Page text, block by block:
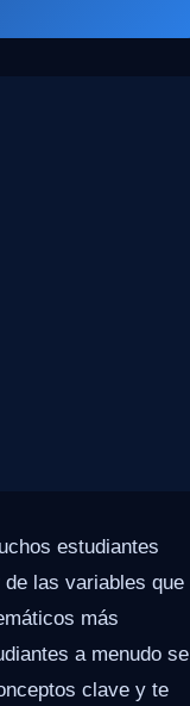
estudiantes
las variables que
más
a menudo se
clave y te